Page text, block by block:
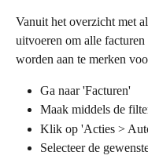
Vanuit het overzicht met
uitvoeren om alle facturen
worden aan te merken
Ga naar 'Facturen'
Maak middels de
Klik op 'Acties >
Selecteer de